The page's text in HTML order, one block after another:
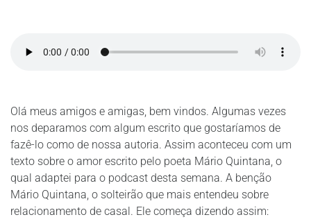
Olá meus amigos e amigas, bem vindos. Algumas vezes
nos deparamos com algum escrito que gostaríamos de
fazê-lo como de nossa autoria. Assim aconteceu com um
texto sobre o amor escrito pelo poeta Mário Quintana, o
qual adaptei para o podcast desta semana. A benção
Mário Quintana, o solteirão que mais entendeu sobre
relacionamento de casal. Ele começa dizendo assim: